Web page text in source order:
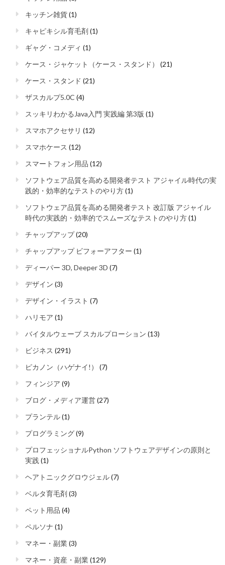
キッチン雑貨(1)
キャピキシル育毛剤 (1)
ギャグ・コメディ (1)
ケース・ジャケット（ケース・スタンド）
(21)
ケース・スタンド (21)
ザスカルプ5.0C (4)
スッキリわかるJava入門 実践編 第3版 (1)
スマホアクセサリ (12)
スマホケース (12)
スマートフォン用品 (12)
ソフトウェア品質を高める開発者テスト アジャイル時代の実
践的・効率的なテストのやり方(1)
ソフトウェア品質を高める開発者テスト 改訂版 アジャイル
時代の実践的・効率的でスムーズなテストのやり方(1)
チャップアップ(20)
チャップアップ ビフォーアフター (1)
ディーパー 3D, Deeper 3D (7)
デザイン (3)
デザイン・イラスト (7)
ハリモア (1)
バイタルウェーブ スカルプローション (13)
ビジネス (291)
ピカノン（ハゲナイ!）
(7)
フィンジア (9)
ブログ・メディア運営(27)
プランテル(1)
プログラミング(9)
プロフェッショナルPython ソフトウェアデザインの原則と
実践(1)
ヘアトニックグロウジェル(7)
ベルタ育毛剤 (3)
ペット用品 (4)
ペルソナ (1)
マネー・副業(3)
マネー・資産・副業(129)